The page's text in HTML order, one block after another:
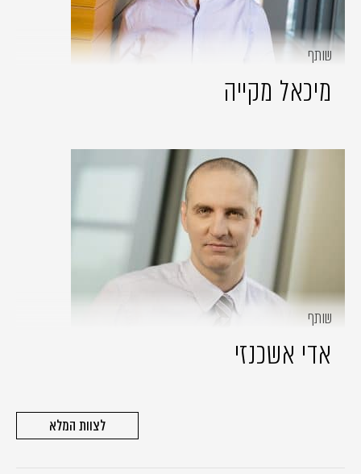
שותף
מיכאל מקייה
שותף
אדי אשכנזי
לצוות המלא